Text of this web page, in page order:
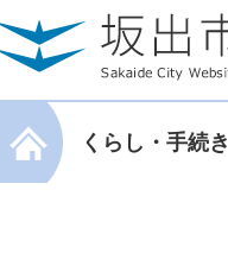
メニューを閉じる
くらし・手続き